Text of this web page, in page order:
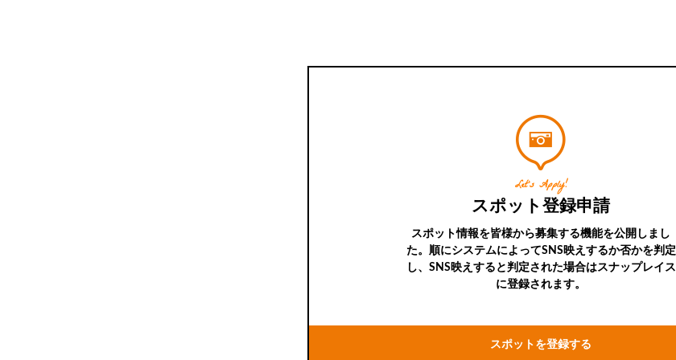
Let’s Apply!
スポット登録申請
スポット情報を皆様から募集する機能を公開しまし
た。順にシステムによってSNS映えするか否かを判定
し、SNS映えすると判定された場合はスナップレイス
に登録されます。
スポットを登録する